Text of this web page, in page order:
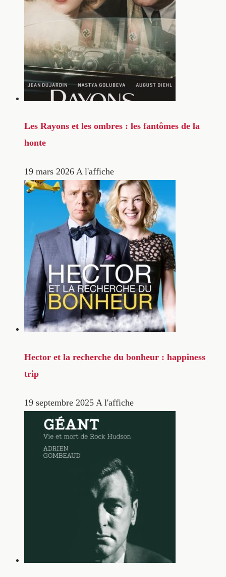
Les Rayons et les ombres : les fantômes de la
honte
19 mars 2026 A l'affiche
Hector et la recherche du bonheur : happiness
trip
19 septembre 2025 A l'affiche